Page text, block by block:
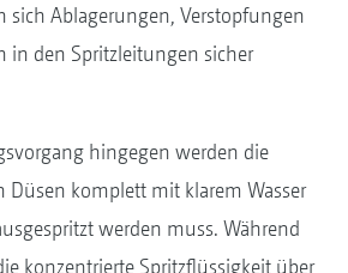
sich Ablagerungen, Verstopfungen
in den Spritzleitungen sicher
hingegen werden die
Düsen komplett mit klarem Wasser
werden muss. Während
konzentrierte Spritzflüssigkeit über